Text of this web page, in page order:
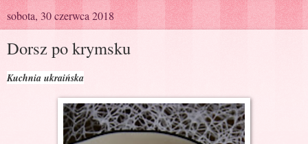
sobota, 30 czerwca 2018
Dorsz po krymsku
Kuchnia ukraińska